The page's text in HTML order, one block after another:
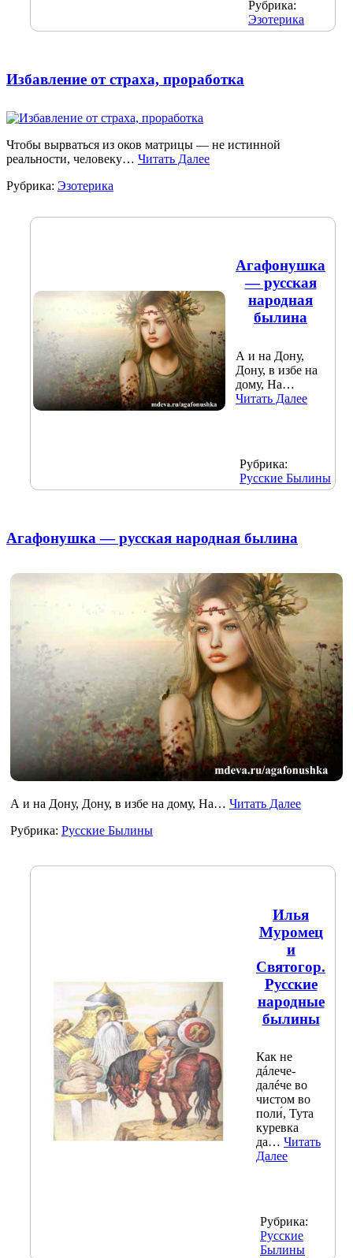
Рубрика:
Эзотерика
Избавление от страха, проработка
Чтобы вырваться из оков матрицы — не истинной
реальности, человеку… Читать Далее
Рубрика: Эзотерика
Агафонушка
— русская
народная
былина
А и на Дону,
Дону, в избе на
дому, На…
Читать Далее
Рубрика:
Русские Былины
Агафонушка — русская народная былина
А и на Дону, Дону, в избе на дому, На… Читать Далее
Рубрика: Русские Былины
Илья
Муромец
и
Святогор.
Русские
народные
былины
Как не
дáлече-
далéче во
чистом во
поли́, Тута
куревка
да… Читать
Далее
Рубрика:
Русские
Былины